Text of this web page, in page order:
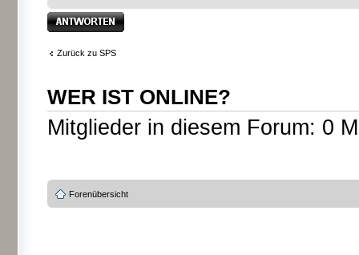
Antwort erstellen
Zurück zu SPS
WER IST ONLINE?
Mitglieder in diesem Forum: 0
Forenübersicht